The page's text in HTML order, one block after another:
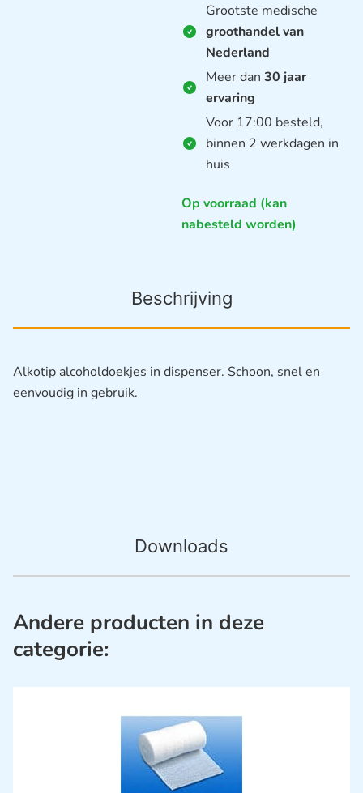
Grootste medische
groothandel van
Nederland
Meer dan 30 jaar
ervaring
Voor 17:00 besteld,
binnen 2 werkdagen in
huis
Op voorraad (kan
nabesteld worden)
Beschrijving
Downloads
Alkotip alcoholdoekjes in dispenser. Schoon, snel en
eenvoudig in gebruik.
Andere producten in deze
categorie: